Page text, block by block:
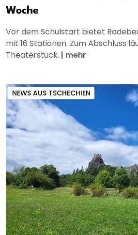
Woche
Vor dem Schulstart bietet
mit 16 Stationen. Zum Abschluss
Theaterstück. | mehr
NEWS AUS TSCHECHIEN